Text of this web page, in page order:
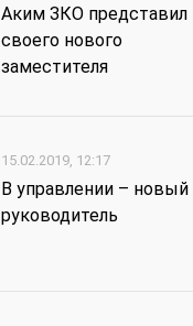
Аким ЗКО представил
своего нового
заместителя
15.02.2019, 12:17
В управлении – новый
руководитель